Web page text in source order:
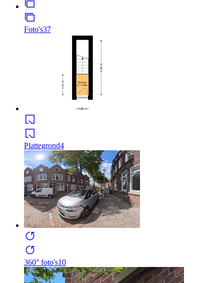
Foto's37
Plattegrond4
360° foto's10